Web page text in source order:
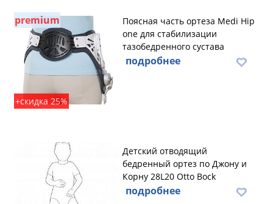
premium
+скидка 25%
Поясная часть ортеза Medi Hip
one для стабилизации
тазобедренного сустава
подробнее
Детский отводящий
бедренный ортез по Джону и
Корну 28L20 Otto Bock
подробнее